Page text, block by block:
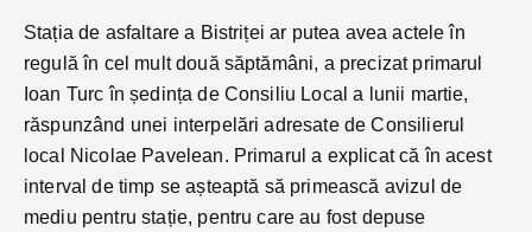
Stația de asfaltare a Bistriței ar putea avea actele în
regulă în cel mult două săptămâni, a precizat primarul
Ioan Turc în ședința de Consiliu Local a lunii martie,
răspunzând unei interpelări adresate de Consilierul
local Nicolae Pavelean. Primarul a explicat că în acest
interval de timp se așteaptă să primească avizul de
mediu pentru stație, pentru care au fost depuse